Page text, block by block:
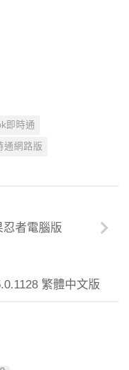
即時通
通網路版
者電腦版
繁體中文版